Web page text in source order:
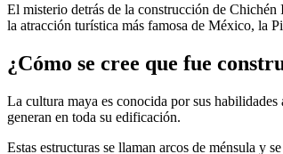
El misterio detrás de la construcción de
la atracción turística más famosa de México, la
¿Cómo se cree que fue
La cultura maya es conocida por sus
generan en toda su edificación.
Estas estructuras se llaman arcos de ménsula y